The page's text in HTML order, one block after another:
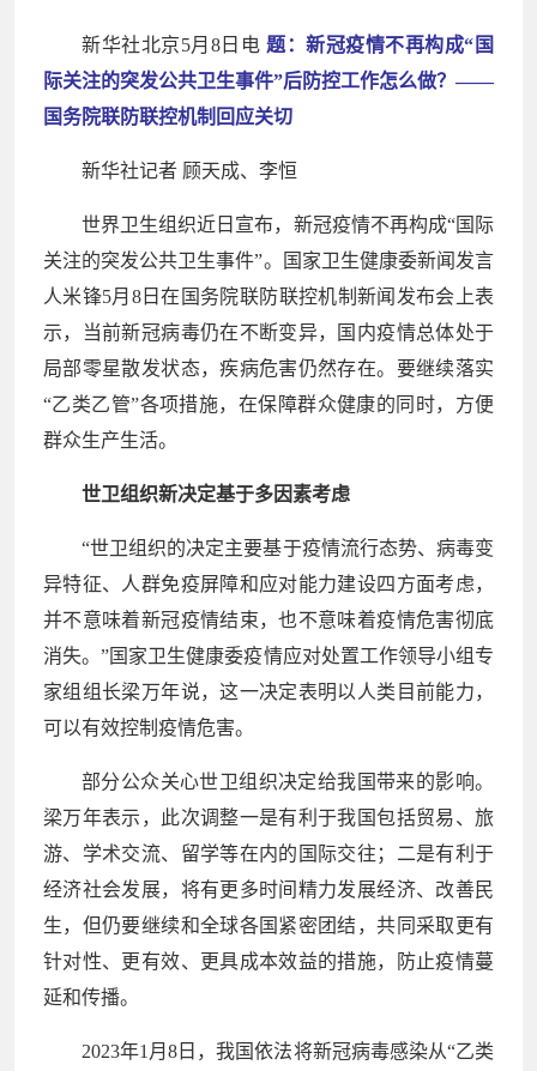
新华社北京5月8日电 题：新冠疫情不再构成“国
际关注的突发公共卫生事件”后防控工作怎么做？——
国务院联防联控机制回应关切
新华社记者 顾天成、李恒
世界卫生组织近日宣布，新冠疫情不再构成“国际
关注的突发公共卫生事件”。国家卫生健康委新闻发言
人米锋5月8日在国务院联防联控机制新闻发布会上表
示，当前新冠病毒仍在不断变异，国内疫情总体处于
局部零星散发状态，疾病危害仍然存在。要继续落实
“乙类乙管”各项措施，在保障群众健康的同时，方便
群众生产生活。
世卫组织新决定基于多因素考虑
“世卫组织的决定主要基于疫情流行态势、病毒变
异特征、人群免疫屏障和应对能力建设四方面考虑，
并不意味着新冠疫情结束，也不意味着疫情危害彻底
消失。”国家卫生健康委疫情应对处置工作领导小组专
家组组长梁万年说，这一决定表明以人类目前能力，
可以有效控制疫情危害。
部分公众关心世卫组织决定给我国带来的影响。
梁万年表示，此次调整一是有利于我国包括贸易、旅
游、学术交流、留学等在内的国际交往；二是有利于
经济社会发展，将有更多时间精力发展经济、改善民
生，但仍要继续和全球各国紧密团结，共同采取更有
针对性、更有效、更具成本效益的措施，防止疫情蔓
延和传播。
2023年1月8日，我国依法将新冠病毒感染从“乙类